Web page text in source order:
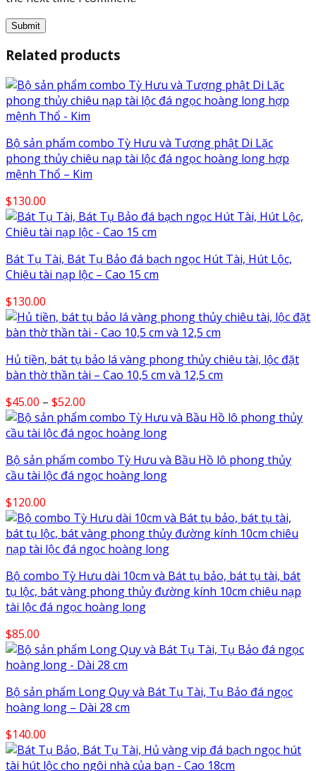
Related products
Bộ sản phẩm combo Tỳ Hưu và Tượng phật Di Lặc
phong thủy chiêu nạp tài lộc đá ngọc hoàng long hợp
mệnh Thổ – Kim
$130.00
Bát Tụ Tài, Bát Tụ Bảo đá bạch ngọc Hút Tài, Hút Lộc,
Chiêu tài nạp lộc – Cao 15 cm
$130.00
Hủ tiền, bát tụ bảo lá vàng phong thủy chiêu tài, lộc đặt
bàn thờ thần tài – Cao 10,5 cm và 12,5 cm
$45.00 – $52.00
range:
$45.00
$52.00
Bộ sản phẩm combo Tỳ Hưu và Bầu Hồ lô phong thủy
cầu tài lộc đá ngọc hoàng long
$120.00
Bộ combo Tỳ Hưu dài 10cm và Bát tụ bảo, bát tụ tài, bát
tụ lộc, bát vàng phong thủy đường kính 10cm chiêu nạp
tài lộc đá ngọc hoàng long
$85.00
Bộ sản phẩm Long Quy và Bát Tụ Tài, Tụ Bảo đá ngọc
hoàng long – Dài 28 cm
$140.00